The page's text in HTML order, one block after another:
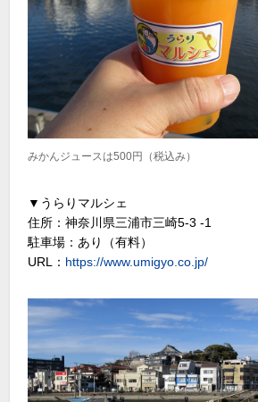
みかんジュースは500円（税込み）
▼うらりマルシェ
住所：神奈川県三浦市三崎5-3 -1
駐車場：あり（有料）
URL： https://www.umigyo.co.jp/